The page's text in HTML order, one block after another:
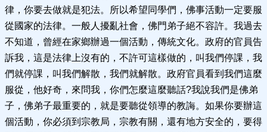
律，你要去做就是犯法。所以希望同學們，佛事活動一定要服
從國家的法律。一般人擾亂社會，佛門弟子絕不容許。我過去
不知道，曾經在家鄉辦過一個活動，傳統文化。政府的官員告
訴我，這是法律上沒有的，不許可這樣做的，叫我們停課，我
們就停課，叫我們解散，我們就解散。政府官員看到我們這麼
服從，他好奇，來問我，你們怎麼這麼聽話?我說我們是佛弟
子，佛弟子最重要的，就是要聽從領導的教誨。如果你要辦這
個活動，你必須到宗教局，宗教有關，還有地方安全的，要得